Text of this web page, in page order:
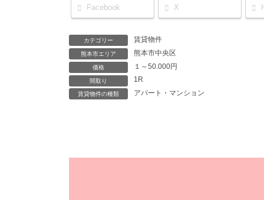
Facebook X
カテゴリー 賃貸物件
熊本市エリア 熊本市中央区
価格 １～50.000円
間取り 1R
賃貸物件の種類 アパート・マンション